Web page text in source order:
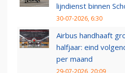
lijndienst binnen
30-07-2026, 6:30
Airbus handhaaft
halfjaar: eind
per maand
29-07-2026, 20:09